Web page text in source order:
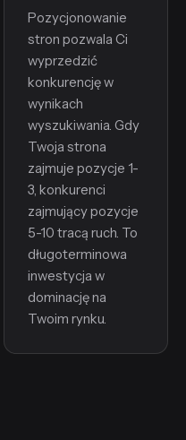
Pozycjonowanie
stron pozwala Ci
wyprzedzić
konkurencję w
wynikach
wyszukiwania. Gdy
Twoja strona
zajmuje pozycje 1-
3, konkurenci
zajmujący pozycje
5-10 tracą ruch. To
długoterminowa
inwestycja w
dominację na
Twoim rynku.